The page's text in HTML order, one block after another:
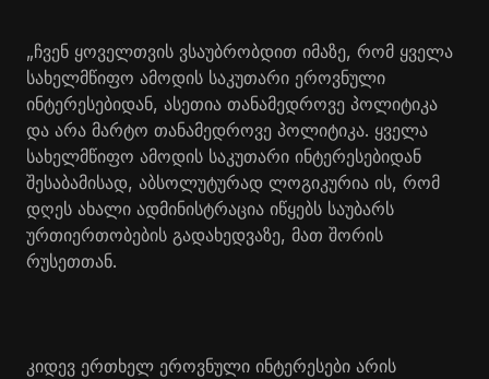
„ჩვენ ყოველთვის ვსაუბრობდით იმაზე, რომ ყველა
სახელმწიფო ამოდის საკუთარი ეროვნული
ინტერესებიდან, ასეთია თანამედროვე პოლიტიკა
და არა მარტო თანამედროვე პოლიტიკა. ყველა
სახელმწიფო ამოდის საკუთარი ინტერესებიდან
შესაბამისად, აბსოლუტურად ლოგიკურია ის, რომ
დღეს ახალი ადმინისტრაცია იწყებს საუბარს
ურთიერთობების გადახედვაზე, მათ შორის
რუსეთთან.
კიდევ ერთხელ ეროვნული ინტერესები არის